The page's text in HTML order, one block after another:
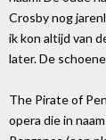
Crosby nog
ik kon altijd van
later. De
The Pirate of
opera die in